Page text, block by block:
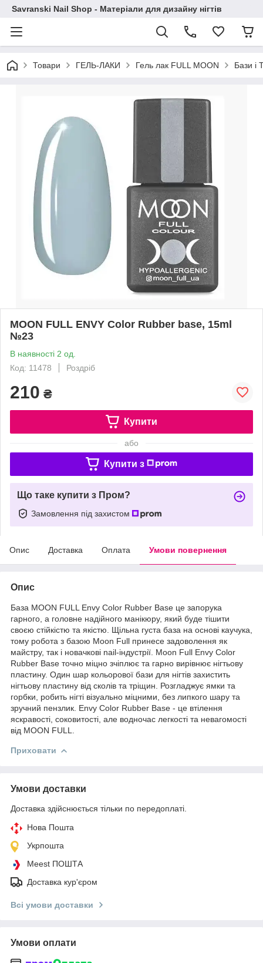
Savranski Nail Shop - Матеріали для дизайну нігтів
Товари ГЕЛЬ-ЛАКИ Гель лак FULL MOON Бази і
MOON FULL ENVY Color Rubber base, 15ml
№23
В наявності 2 од.
Код: 11478
Роздріб
210 ₴
Купити
або
Купити з
Що таке купити з Пром?
Замовлення під захистом
Опис Доставка Оплата Умови повернення
Опис
База MOON FULL Envy Color Rubber Base це запорука
гарного, а головне надійного манікюру, який буде тішити
своєю стійкістю та якістю. Щільна густа база на основі каучука,
тому робота з базою Moon Full принесе задоволення як
майстру, так і новачкові nail-індустрії. Moon Full Envy Color
Rubber Base точно міцно зчіплює та гарно вирівнює нігтьову
пластину. Один шар кольорової бази для нігтів захистить
нігтьову пластину від сколів та тріщин. Розгладжує ямки та
горбки, робить нігті візуально міцними, без липкого шару та
зручний пензлик. Envy Color Rubber Base - це втілення
яскравості, соковитості, але водночас легкості та невагомості
від MOON FULL.
Приховати
Умови доставки
Доставка здійснюється тільки по передоплаті.
Нова Пошта
Укрпошта
Meest ПОШТА
Доставка кур'єром
Всі умови доставки
Умови оплати